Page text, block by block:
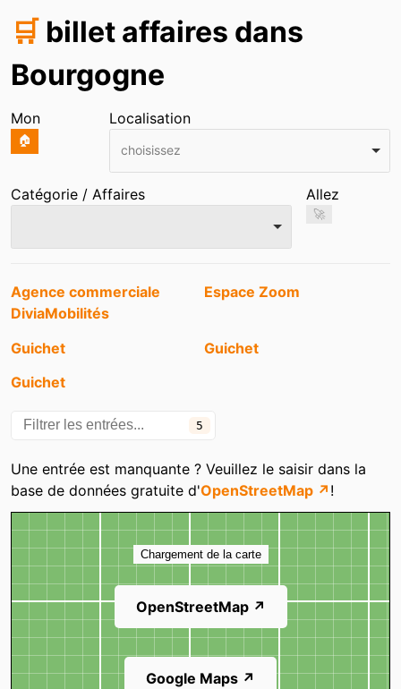
🛒 billet affaires dans
Bourgogne
Mon
🏠
Localisation
choisissez
Catégorie / Affaires Allez
🚀
Entrées
Agence commerciale
DiviaMobilités
Espace Zoom
Guichet
Guichet
Guichet
5
Une entrée est manquante ? Veuillez le saisir dans la
base de données gratuite d'OpenStreetMap ↗ !
Carte
Chargement de la carte
OpenStreetMap ↗
Google Maps ↗